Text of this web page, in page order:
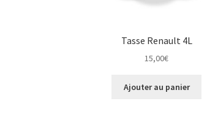
Tasse Renault 4L
15,00€
Ajouter au panier